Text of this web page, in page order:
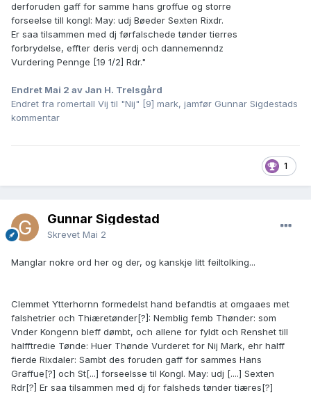
derforuden gaff for samme hans groffue og storre
forseelse till kongl: May: udj Bøeder Sexten Rixdr.
Er saa tilsammen med dj førfalschede tønder tierres
forbrydelse, effter deris verdj och dannemenndz
Vurdering Pennge [19 1/2] Rdr."
Endret Mai 2 av Jan H. Trelsgård
Endret fra romertall Vij til "Nij" [9] mark, jamfør Gunnar Sigdestads
kommentar
1
Gunnar Sigdestad
Skrevet Mai 2
Manglar nokre ord her og der, og kanskje litt feiltolking...
Clemmet Ytterhornn formedelst hand befandtis at omgaaes met
falshetrier och Thiæretønder[?]: Nemblig femb Thønder: som
Vnder Kongenn bleff dømbt, och allene for fyldt och Renshet till
halfftredie Tønde: Huer Thønde Vurderet for Nij Mark, ehr halff
fierde Rixdaler: Sambt des foruden gaff for sammes Hans
Graffue[?] och St[...] forseelsse til Kongl. May: udj [....] Sexten
Rdr[?] Er saa tilsammen med dj for falsheds tønder tiæres[?]